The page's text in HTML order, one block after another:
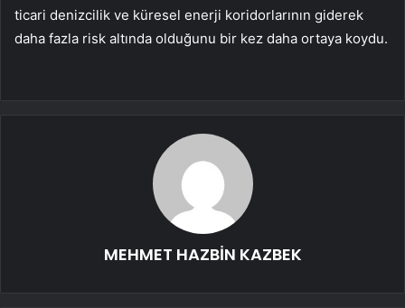
ticari denizcilik ve küresel enerji koridorlarının giderek
daha fazla risk altında olduğunu bir kez daha ortaya koydu.
MEHMET HAZBİN KAZBEK